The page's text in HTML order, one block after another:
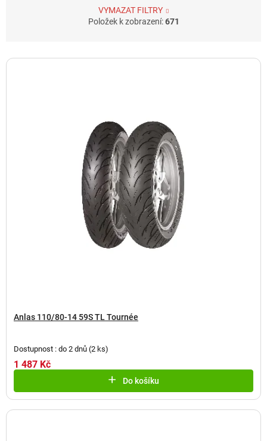
VYMAZAT FILTRY
Položek k zobrazení:671
V
Anlas 110/80-14 59S TL Tournée
Dostupnost : do 2 dnů (2 ks)
1 487 Kč
Do košíku